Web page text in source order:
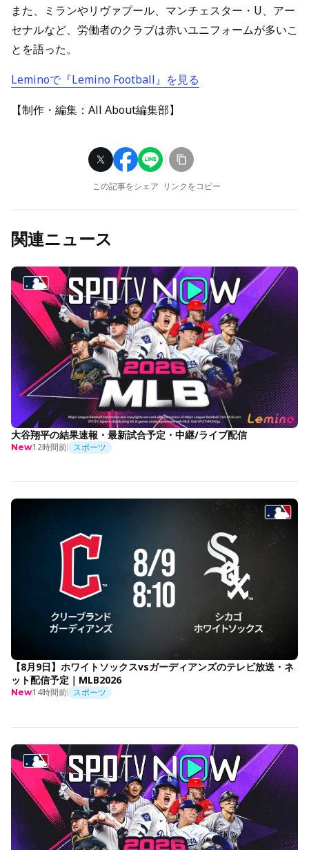
また、ミランやリヴァプール、マンチェスター・U、アー
セナルなど、労働者のクラブは赤いユニフォームが多いこ
とを語った。
Leminoで『Lemino Football』を見る
【制作・編集：All About編集部】
この記事をシェア リンクをコピー
関連ニュース
大谷翔平の結果速報・最新試合予定・中継/ライブ配信
New12時間前 スポーツ
【8月9日】ホワイトソックスvsガーディアンズのテレビ放送・ネ
ット配信予定｜MLB2026
New14時間前 スポーツ